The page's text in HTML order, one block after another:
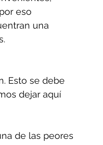
eso
una
Esto se debe
dejar aquí
de las peores